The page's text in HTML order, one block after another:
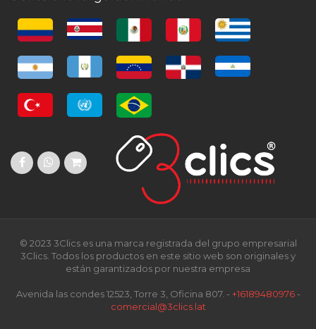
© 2023 3Clics es una marca registrada del grupo empresarial
3Clics. Todos los productos en este sitio web son originales y
están garantizados por nuestra empresa
Avenida las condes 12523, Torre 3, Oficina 807. - +16189480976-
comercial@3clics.lat